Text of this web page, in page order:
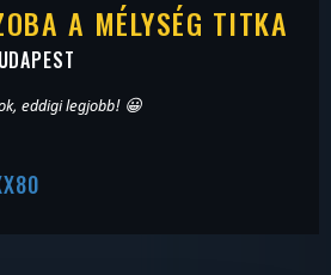
A MÉLYSÉG TITKA
eddigi legjobb! 😀